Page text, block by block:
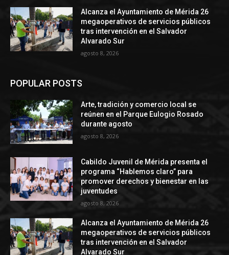
Alcanza el Ayuntamiento de Mérida 26
megaoperativos de servicios públicos
tras intervención en el Salvador
Alvarado Sur
agosto 8, 2026
POPULAR POSTS
Arte, tradición y comercio local se
reúnen en el Parque Eulogio Rosado
durante agosto
agosto 8, 2026
Cabildo Juvenil de Mérida presenta el
programa “Hablemos claro” para
promover derechos y bienestar en las
juventudes
agosto 8, 2026
Alcanza el Ayuntamiento de Mérida 26
megaoperativos de servicios públicos
tras intervención en el Salvador
Alvarado Sur